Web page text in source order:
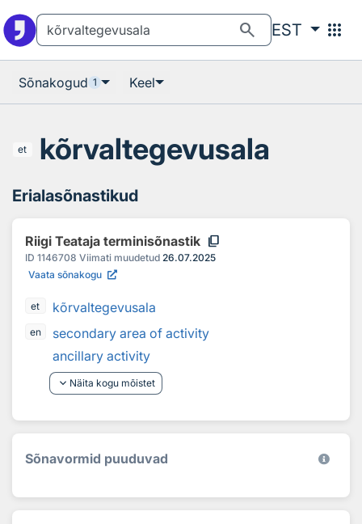
search EST apps
Sõnakogud 1 Keel
et kõrvaltegevusala
Erialasõnastikud
Riigi Teataja terminisõnastik content_copy
ID 1146708 Viimati muudetud 26.07.2025
Vaata sõnakogu
et kõrvaltegevusala
en
secondary area of activity
ancillary activity
keyboard_arrow_down Näita kogu mõistet
Sõnavormid puuduvad